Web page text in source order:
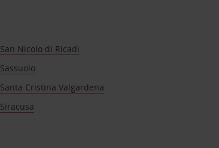
San Nicolo di Ricadi
Sassuolo
Santa Cristina Valgardena
Siracusa